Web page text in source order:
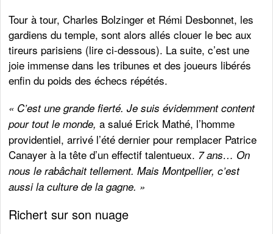
Tour à tour, Charles Bolzinger et Rémi Desbonnet, les
gardiens du temple, sont alors allés clouer le bec aux
tireurs parisiens (lire ci-dessous). La suite, c’est une
joie immense dans les tribunes et des joueurs libérés
enfin du poids des échecs répétés.
« C’est une grande fierté. Je suis évidemment content
pour tout le monde,a salué Erick Mathé, l’homme
providentiel, arrivé l’été dernier pour remplacer Patrice
Canayer à la tête d’un effectif talentueux. 7 ans… On
nous le rabâchait tellement. Mais Montpellier, c’est
aussi la culture de la gagne. »
Richert sur son nuage